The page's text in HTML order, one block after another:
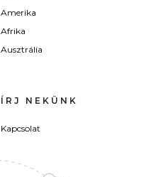
Amerika
Afrika
Ausztrália
ÍRJ NEKÜNK
Kapcsolat